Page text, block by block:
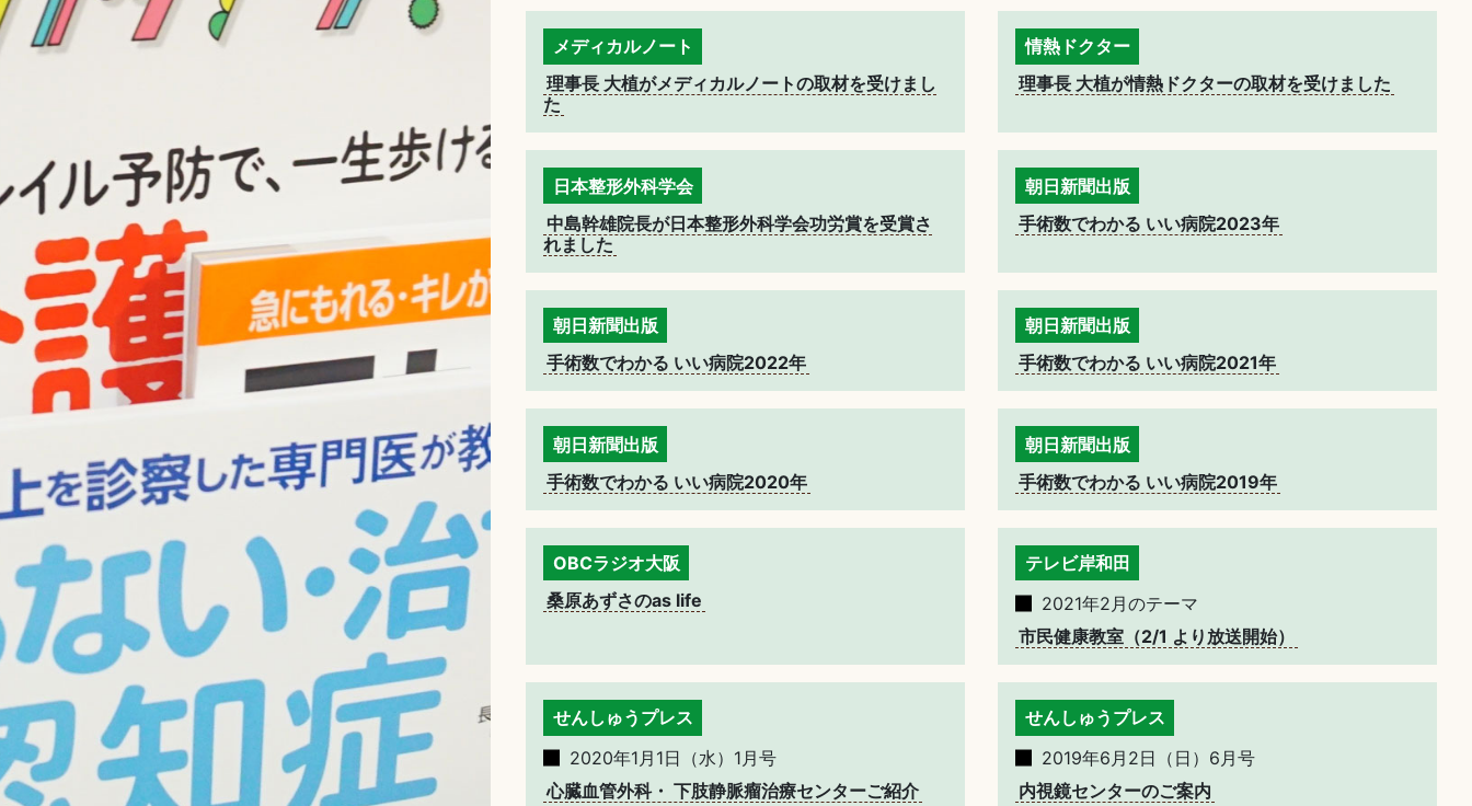
メディカルノート
理事長 大植がメディカルノートの取材を受けまし
た
情熱ドクター
理事長 大植が情熱ドクターの取材を受けました
日本整形外科学会
中島幹雄院長が日本整形外科学会功労賞を受賞さ
れました
朝日新聞出版
手術数でわかる いい病院2023年
朝日新聞出版
手術数でわかる いい病院2022年
朝日新聞出版
手術数でわかる いい病院2021年
朝日新聞出版
手術数でわかる いい病院2020年
朝日新聞出版
手術数でわかる いい病院2019年
OBCラジオ大阪
桑原あずさのas life
テレビ岸和田
2021年2月のテーマ
市民健康教室（2/1 より放送開始）
せんしゅうプレス
2020年1月1日（水）1月号
心臓血管外科・ 下肢静脈瘤治療センターご紹介
せんしゅうプレス
2019年6月2日（日）6月号
内視鏡センターのご案内